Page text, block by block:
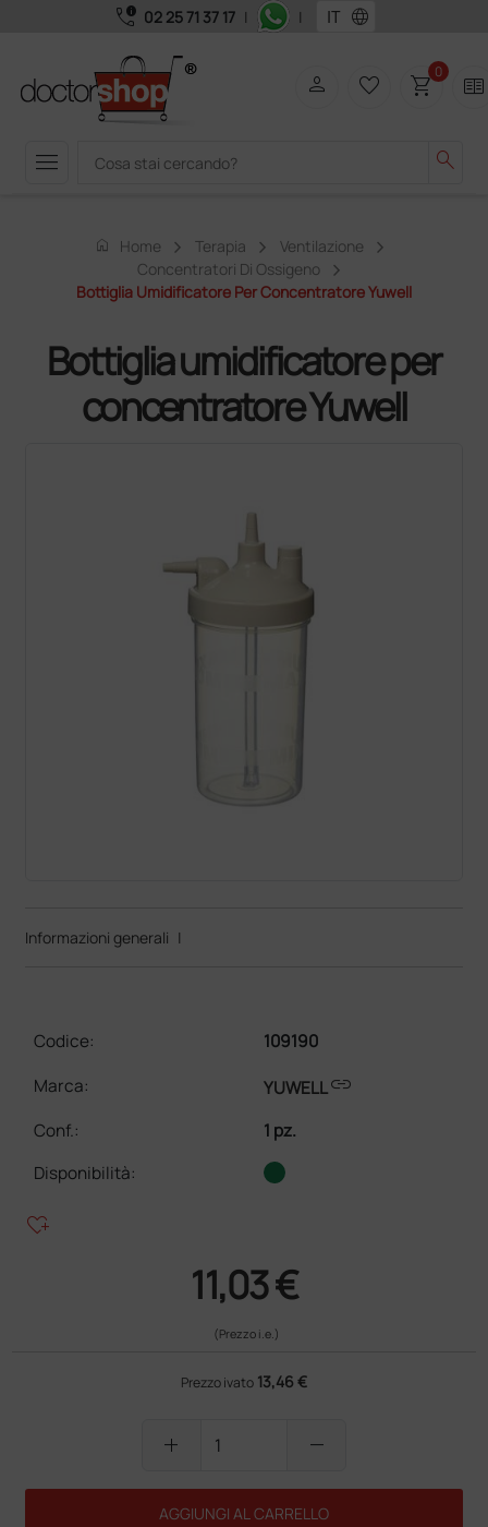
call_quality 02 25 71 37 17 | | language
menu search
person favorite_border shopping_cart0 two_pager
home Home Terapia
Ventilazione
Concentratori Di Ossigeno
Bottiglia Umidificatore Per Concentratore Yuwell
Bottiglia umidificatore per
concentratore Yuwell
Informazioni generali |
Codice:
109190
Marca:
YUWELLlink
Conf.:
1 pz.
Disponibilità:
heart_plus
11,03 €
(Prezzo i.e.)
Prezzo ivato 13,46 €
add remove
AGGIUNGI AL CARRELLO